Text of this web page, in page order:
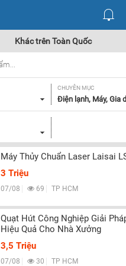
Khác trên Toàn Quốc
CHUYÊN MỤC
Điện lạnh, Máy, Gia
Máy Thủy Chuẩn Laser Laisai
3 Triệu
07/08 69 TP HCM
Quạt Hút Công Nghiệp Giải
Hiệu Quả Cho Nhà Xưởng
3,5 Triệu
07/08 30 TP HCM